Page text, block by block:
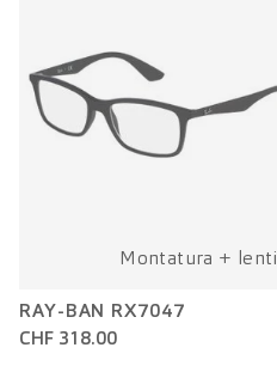
Montatura + lenti
RAY-BAN RX7047
CHF 318.00